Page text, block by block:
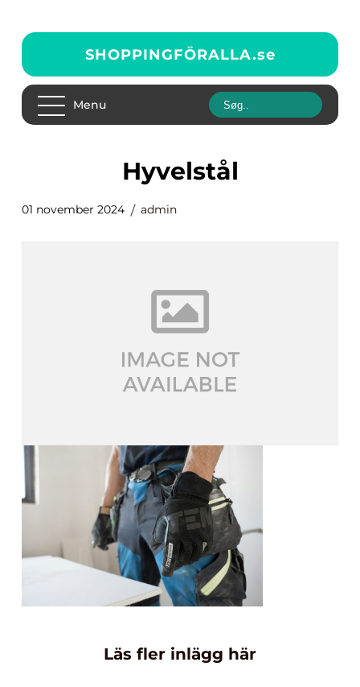
SHOPPINGFÖRALLA.se
Menu
Hyvelstål
01 november 2024 admin
Läs fler inlägg här